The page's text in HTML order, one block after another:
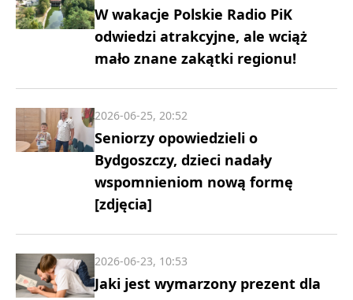
W wakacje Polskie Radio PiK
odwiedzi atrakcyjne, ale wciąż
mało znane zakątki regionu!
Seniorzy opowiedzieli o
Bydgoszczy, dzieci nadały
wspomnieniom nową formę
[zdjęcia]
2026-06-25, 20:52
Jaki jest wymarzony prezent dla
2026-06-23, 10:53